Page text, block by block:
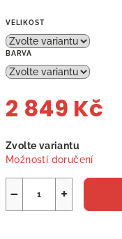
VELIKOST
BARVA
2 849 Kč
cena:
Zvolte variantu
Možnosti doručení
+
−